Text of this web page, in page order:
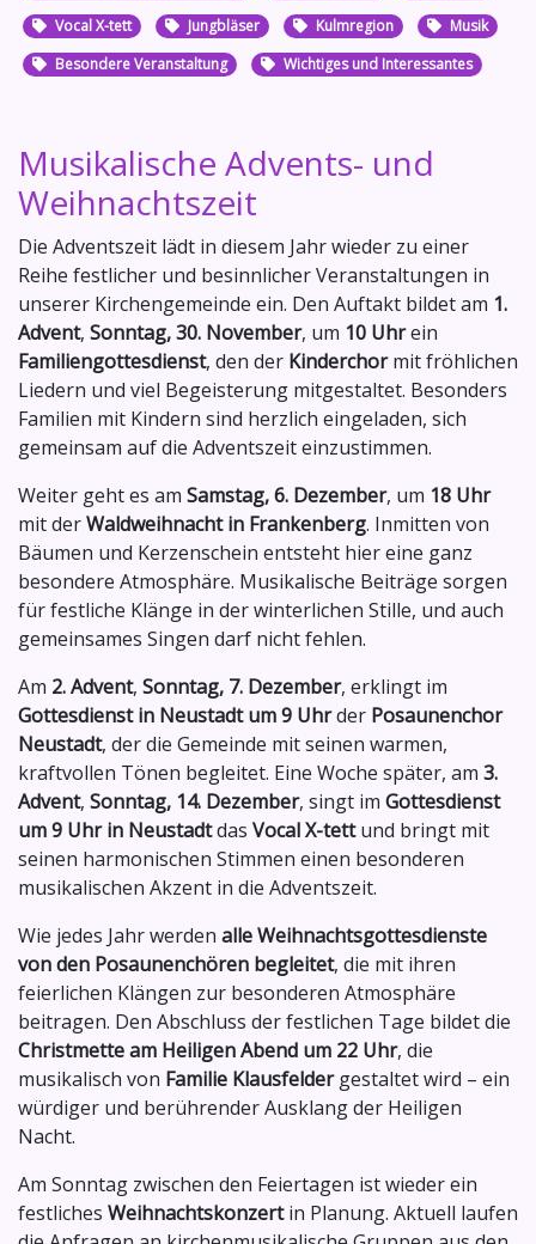
Vocal X-tett
Jungbläser Kulmregion
Musik
Besondere Veranstaltung
Wichtiges und Interessantes
Musikalische Advents- und
Weihnachtszeit
Die Adventszeit lädt in diesem Jahr wieder zu einer
Reihe festlicher und besinnlicher Veranstaltungen in
unserer Kirchengemeinde ein. Den Auftakt bildet am 1.
Advent, Sonntag, 30. November, um 10 Uhrein
Familiengottesdienst, den der Kinderchormit fröhlichen
Liedern und viel Begeisterung mitgestaltet. Besonders
Familien mit Kindern sind herzlich eingeladen, sich
gemeinsam auf die Adventszeit einzustimmen.
Weiter geht es am Samstag, 6. Dezember, um 18 Uhr
mit derWaldweihnacht in Frankenberg. Inmitten von
Bäumen und Kerzenschein entsteht hier eine ganz
besondere Atmosphäre. Musikalische Beiträge sorgen
für festliche Klänge in der winterlichen Stille, und auch
gemeinsames Singen darf nicht fehlen.
Am 2. Advent, Sonntag, 7. Dezember, erklingt im
Gottesdienst in Neustadt um 9 Uhrder Posaunenchor
Neustadt, der die Gemeinde mit seinen warmen,
kraftvollen Tönen begleitet. Eine Woche später, am 3.
Advent, Sonntag, 14. Dezember, singt im Gottesdienst
um 9 Uhr in Neustadtdas Vocal X-tettund bringt mit
seinen harmonischen Stimmen einen besonderen
musikalischen Akzent in die Adventszeit.
Wie jedes Jahr werden alle Weihnachtsgottesdienste
von den Posaunenchören begleitet, die mit ihren
feierlichen Klängen zur besonderen Atmosphäre
beitragen. Den Abschluss der festlichen Tage bildet die
Christmette am Heiligen Abend um 22 Uhr, die
musikalisch von Familie Klausfeldergestaltet wird – ein
würdiger und berührender Ausklang der Heiligen
Nacht.
Am Sonntag zwischen den Feiertagen ist wieder ein
festliches Weihnachtskonzertin Planung. Aktuell laufen